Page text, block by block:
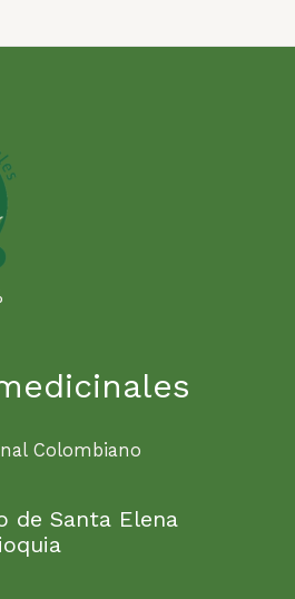
Colombiano
de Santa Elena